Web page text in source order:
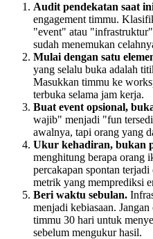
Audit pendekatan saat
engagement timmu.
"event" atau
sudah menemukan
Mulai dengan satu
yang selalu buka adalah
Masukkan timmu ke
terbuka selama jam kerja.
Buat event opsional,
wajib" menjadi "fun
awalnya, tapi orang yang
Ukur kehadiran, bukan
menghitung berapa orang
percakapan spontan
metrik yang memprediksi
Beri waktu sebulan.
menjadi kebiasaan.
timmu 30 hari untuk
sebelum mengukur hasil.